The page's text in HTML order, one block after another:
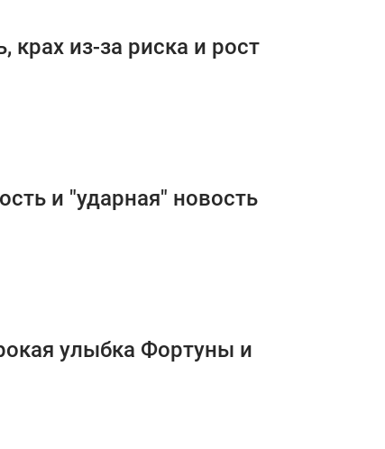
крах из-за риска и рост
и "ударная" новость
улыбка Фортуны и